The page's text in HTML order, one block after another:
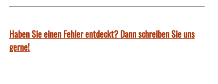
Haben Sie einen Fehler entdeckt? Dann schreiben Sie uns
gerne!